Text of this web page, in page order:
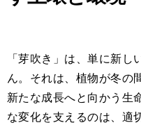
「芽吹き」は、単に新
ん。それは、植物が冬の
新たな成長へと向かう生
な変化を支えるのは、適